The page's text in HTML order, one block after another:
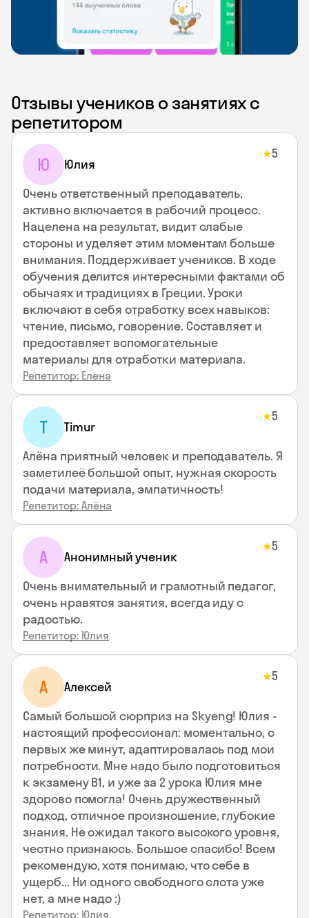
Отзывы учеников о занятиях с
репетитором
Ю Юлия
★5
Очень ответственный преподаватель,
активно включается в рабочий процесс.
Нацелена на результат, видит слабые
стороны и уделяет этим моментам больше
внимания. Поддерживает учеников. В ходе
обучения делится интересными фактами об
обычаях и традициях в Греции. Уроки
включают в себя отработку всех навыков:
чтение, письмо, говорение. Составляет и
предоставляет вспомогательные
материалы для отработки материала.
Репетитор: Елена
T Timur
★5
Алёна приятный человек и преподаватель. Я
заметилеё большой опыт, нужная скорость
подачи материала, эмпатичность!
Репетитор: Алёна
А Анонимный ученик
★5
Очень внимательный и грамотный педагог,
очень нравятся занятия, всегда иду с
радостью.
Репетитор: Юлия
А Алексей
★5
Самый большой сюрприз на Skyeng! Юлия -
настоящий профессионал: моментально, с
первых же минут, адаптировалась под мои
потребности. Мне надо было подготовиться
к экзамену В1, и уже за 2 урока Юлия мне
здорово помогла! Очень дружественный
подход, отличное произношение, глубокие
знания. Не ожидал такого высокого уровня,
честно признаюсь. Большое спасибо! Всем
рекомендую, хотя понимаю, что себе в
ущерб... Ни одного свободного слота уже
нет, а мне надо :)
Репетитор: Юлия